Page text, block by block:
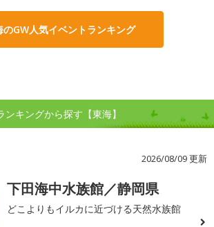
のGW人気イベントランキング
キングから探す【東海】
2026/08/09 更新
下田海中水族館／静岡県
どこよりもイルカに近づける天然水族館